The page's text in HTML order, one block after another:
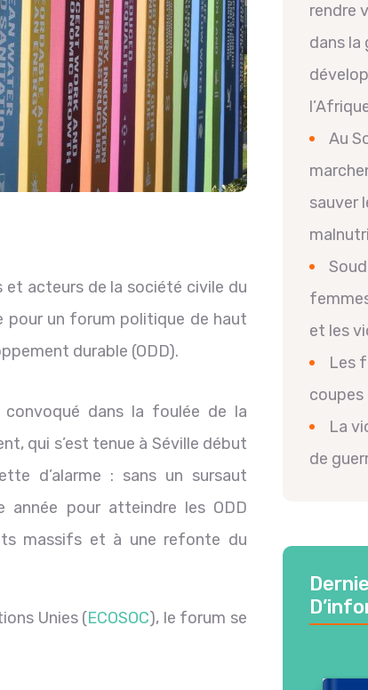
et acteurs de la société civile du
pour un forum politique de haut
durable (ODD).
dans la foulée de la
qui s’est tenue à Séville début
d’alarme : sans un sursaut
année pour atteindre les ODD
massifs et à une refonte du
Unies (ECOSOC), le forum se
rendre
dans la
Au
sauver
et les
Les
coupes
La
de